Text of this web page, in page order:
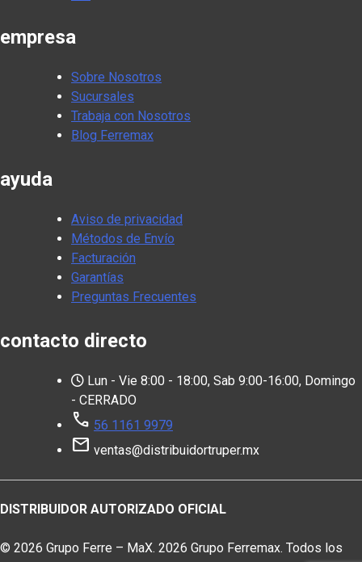
empresa
Sobre Nosotros
Sucursales
Trabaja con Nosotros
Blog Ferremax
ayuda
Aviso de privacidad
Métodos de Envío
Facturación
Garantías
Preguntas Frecuentes
contacto directo
Lun - Vie 8:00 - 18:00, Sab 9:00-16:00, Domingo
- CERRADO
call 56 1161 9979
mail ventas@distribuidortruper.mx
DISTRIBUIDOR AUTORIZADO OFICIAL
© 2026 Grupo Ferre – MaX. 2026 Grupo Ferremax. Todos los